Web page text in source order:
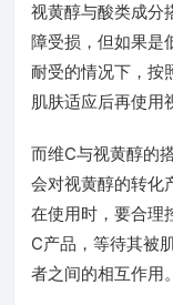
视黄醇与酸类成分
障受损，但如果是
耐受的情况下，按
肌肤适应后再使用
而维C与视黄醇的
会对视黄醇的转化
在使用时，要合理
C产品，等待其被
者之间的相互作用。